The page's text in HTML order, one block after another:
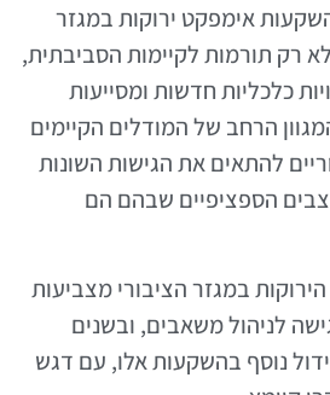
אימפקט ירוקות במגזר
רק תורמות לקיימות הסביבתית,
כלכליות חדשות ומסייעות
הרחב של המודלים הקיימים
להתאים את הגישות השונות
הספציפיים שבהם הם
במגזר הציבורי מצביעות
לניהול משאבים, ובשנים
נוסף בהשקעות אלו, עם דגש